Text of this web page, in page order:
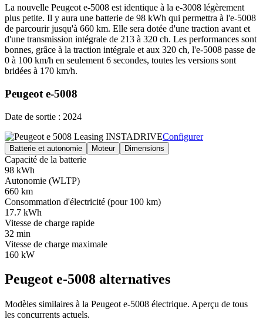
La nouvelle Peugeot e-5008 est identique à la e-3008 légèrement
plus petite. Il y aura une batterie de 98 kWh qui permettra à l'e-5008
de parcourir jusqu'à 660 km. Elle sera dotée d'une traction avant et
d'une transmission intégrale de 213 à 320 ch. Les performances sont
bonnes, grâce à la traction intégrale et aux 320 ch, l'e-5008 passe de
0 à 100 km/h en seulement 6 secondes, toutes les versions sont
bridées à 170 km/h.
Peugeot e-5008
Date de sortie : 2024
Configurer
Batterie et autonomie Moteur Dimensions
Capacité de la batterie
98 kWh
Autonomie (WLTP)
660 km
Consommation d'électricité (pour 100 km)
17.7 kWh
Vitesse de charge rapide
32 min
Vitesse de charge maximale
160 kW
Peugeot e-5008 alternatives
Modèles similaires à la Peugeot e-5008 électrique. Aperçu de tous
les concurrents actuels.